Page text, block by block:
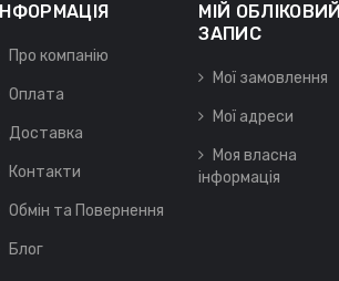
ІНФОРМАЦІЯ
Про компанію
Оплата
Доставка
Контакти
Обмін та Повернення
Блог
МІЙ ОБЛІКОВИЙ
ЗАПИС
Мої замовлення
Мої адреси
Моя власна
інформація